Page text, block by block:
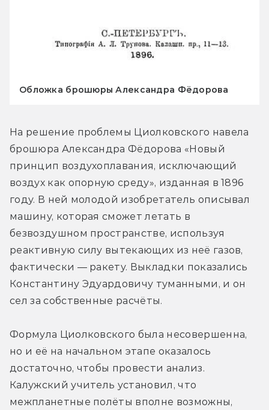
Обложка брошюры Александра Фёдорова
На решение проблемы Циолковского навела
брошюра Александра Фёдорова «Новый
принцип воздухоплавания, исключающий
воздух как опорную среду», изданная в 1896
году. В ней молодой изобретатель описывал
машину, которая сможет летать в
безвоздушном пространстве, используя
реактивную силу вытекающих из неё газов,
фактически — ракету. Выкладки показались
Константину Эдуардовичу туманными, и он
сел за собственные расчёты.
Формула Циолковского была несовершенна,
но и её на начальном этапе оказалось
достаточно, чтобы провести анализ.
Калужский учитель установил, что
межпланетные полёты вполне возможны,